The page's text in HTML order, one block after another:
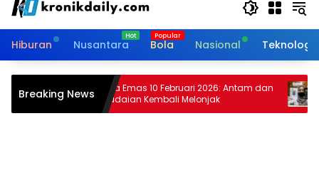
Hiburan Nusantara Bola Nasional Teknologi
Breaking NewsHarga Emas 10 Februari 2026: Antam dan
Pegadaian Kembali Melonjak
dan